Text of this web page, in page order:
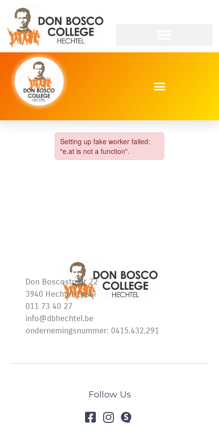
Don Boscostraat 72
3940 Hechtel-Eksel
011 73 40 27
info@dbhechtel.be
ondernemingsnummer: 0415.432.291
Follow Us